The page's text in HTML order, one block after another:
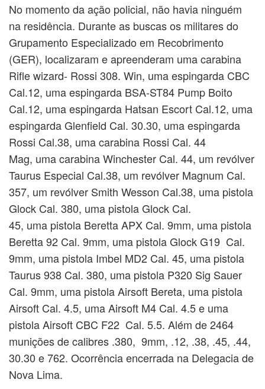
No momento da ação policial, não havia ninguém
na residência. Durante as buscas os militares do
Grupamento Especializado em Recobrimento
(GER), localizaram e apreenderam uma carabina
Rifle wizard- Rossi 308. Win, uma espingarda CBC
Cal.12, uma espingarda BSA-ST84 Pump Boito
Cal.12, uma espingarda Hatsan Escort Cal.12, uma
espingarda Glenfield Cal. 30.30, uma espingarda
Rossi Cal.38, uma carabina Rossi Cal. 44
Mag, uma carabina Winchester Cal. 44, um revólver
Taurus Especial Cal.38, um revólver Magnum Cal.
357, um revólver Smith Wesson Cal.38, uma pistola
Glock Cal. 380, uma pistola Glock Cal.
45, uma pistola Beretta APX Cal. 9mm, uma pistola
Beretta 92 Cal. 9mm, uma pistola Glock G19 Cal.
9mm, uma pistola Imbel MD2 Cal. 45, uma pistola
Taurus 938 Cal. 380, uma pistola P320 Sig Sauer
Cal. 9mm, uma pistola Airsoft Bereta, uma pistola
Airsoft Cal. 4.5, uma Airsoft M4 Cal. 4.5 e uma
pistola Airsoft CBC F22 Cal. 5.5. Além de 2464
munições de calibres .380, 9mm, .12, .38, .45, .44,
30.30 e 762. Ocorrência encerrada na Delegacia de
Nova Lima.